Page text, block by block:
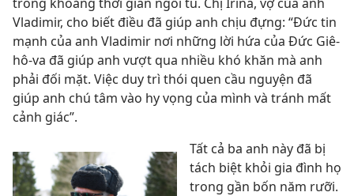
Vladimir, cho biết điều đã giúp anh chịu đựng: “Đức tin
mạnh của anh Vladimir nơi những lời hứa của Đức Giê-
hô-va đã giúp anh vượt qua nhiều khó khăn mà anh
phải đối mặt. Việc duy trì thói quen cầu nguyện đã
giúp anh chú tâm vào hy vọng của mình và tránh mất
cảnh giác”.
Tất cả ba anh này đã bị
tách biệt khỏi gia đình họ
trong gần bốn năm rưỡi.